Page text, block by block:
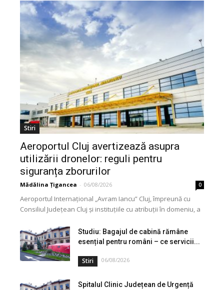
Stiri
Aeroportul Cluj avertizează asupra
utilizării dronelor: reguli pentru
siguranța zborurilor
Mădălina Țigancea - 06/08/2026 0
Aeroportul Internațional „Avram Iancu” Cluj, împreună cu
Consiliul Județean Cluj și instituțiile cu atribuții în domeniu, a
Studiu: Bagajul de cabină rămâne
esențial pentru români – ce servicii...
Stiri 06/08/2026
Spitalul Clinic Județean de Urgență